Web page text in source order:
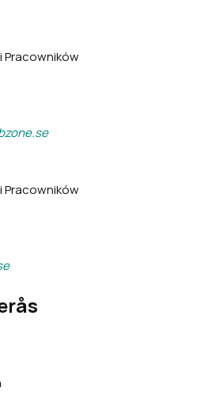
Pracowników
Pracowników